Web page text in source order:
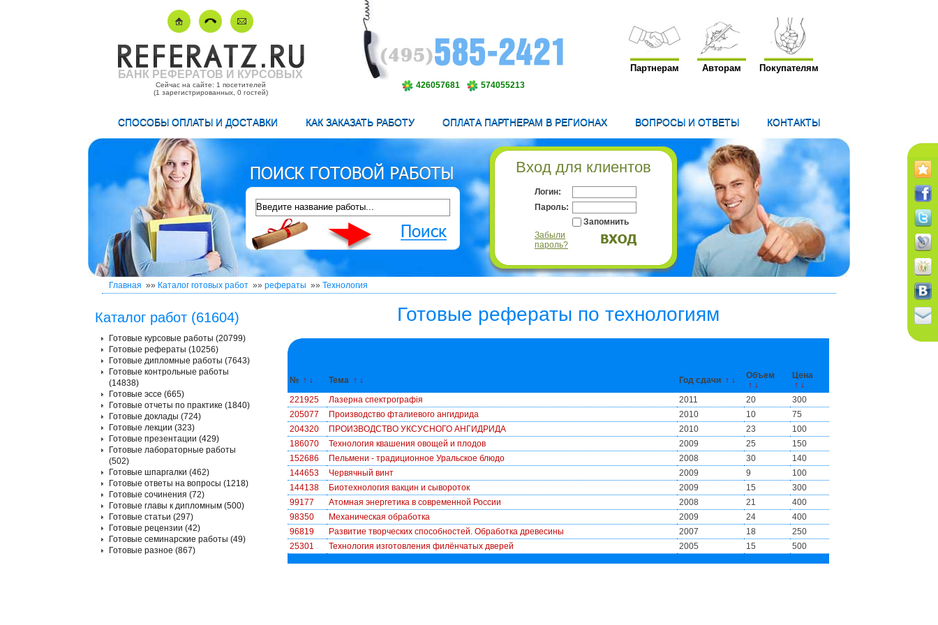
БАНК РЕФЕРАТОВ И КУРСОВЫХ
Сейчас на сайте: 1 посетителей
(1 зарегистрированных, 0 гостей)
426057681 574055213
Партнерам Авторам Покупателям
СПОСОБЫ ОПЛАТЫ И ДОСТАВКИ КАК ЗАКАЗАТЬ РАБОТУ ОПЛАТА ПАРТНЕРАМ В РЕГИОНАХ ВОПРОСЫ И ОТВЕТЫ КОНТАКТЫ
Вход для клиентов
Логин:
Пароль:
Запомнить
Забыли
пароль?
Главная »» Каталог готовых работ »» рефераты »» Технология
Готовые рефераты по технологиям
№ ↑ ↓ Тема ↑ ↓ Год сдачи ↑ ↓
Объем
↑ ↓
Цена
↑ ↓
221925
Лазерна спектрографія 2011 20
300
205077
Производство фталиевого ангидрида 2010 10
75
204320
ПРОИЗВОДСТВО УКСУСНОГО АНГИДРИДА 2010 23
100
186070
Технология квашения овощей и плодов 2009 25
150
152686
Пельмени - традиционное Уральское блюдо 2008 30
140
144653
Червячный винт 2009 9
100
144138
Биотехнология вакцин и сывороток 2009 15
300
99177
Атомная энергетика в современной России 2008 21
400
98350
Механическая обработка 2009 24
400
96819
Развитие творческих способностей. Обработка древесины 2007 18
250
25301
Технология изготовления филёнчатых дверей 2005 15 500
Каталог работ (61604)
Готовые курсовые работы (20799)
Готовые рефераты (10256)
Готовые дипломные работы (7643)
Готовые контрольные работы
(14838)
Готовые эссе (665)
Готовые отчеты по практике (1840)
Готовые доклады (724)
Готовые лекции (323)
Готовые презентации (429)
Готовые лабораторные работы
(502)
Готовые шпаргалки (462)
Готовые ответы на вопросы (1218)
Готовые сочинения (72)
Готовые главы к дипломным (500)
Готовые статьи (297)
Готовые рецензии (42)
Готовые семинарские работы (49)
Готовые разное (867)